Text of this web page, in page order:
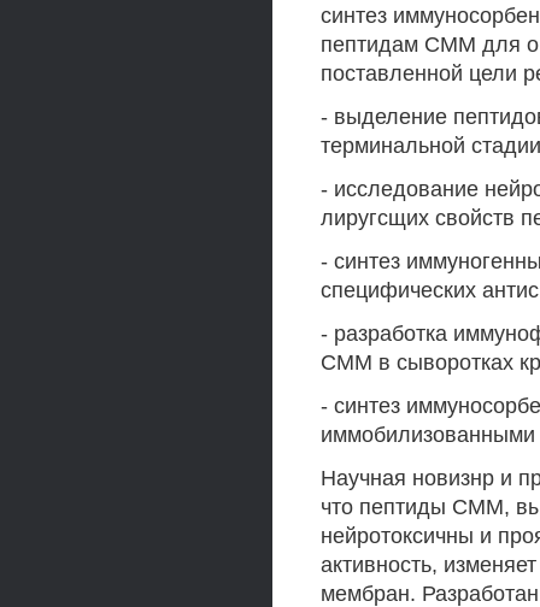
синтез
пептидам СММ для
поставленной цели
- выделение
терминальной
- исследование
лиругсщих свойств
- синтез
специфических
- разработка
СММ в сыворотках
- синтез
Научная новизнр и
что пептиды СММ,
нейротоксичны и
активность,
мембран.